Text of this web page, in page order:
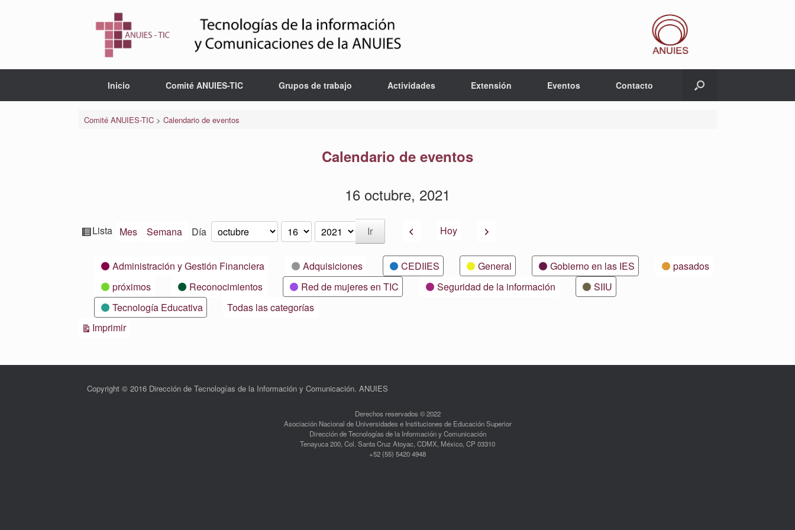
Inicio Comité ANUIES-TIC Grupos de trabajo Actividades Extensión Eventos Contacto
Comité ANUIES-TIC> Calendario de eventos
Calendario de eventos
16 octubre, 2021
Ver
Lista Mes Semana Día Mes
Día
Año AnteriorHoy Siguiente
CategoríasAdministración y Gestión Financiera Adquisiciones CEDIIES General Gobierno en las IES
pasados
próximos
Reconocimientos Red de mujeres en TIC Seguridad de la información
SIIU
Tecnología Educativa
Todas las categorías
ImprimirVistas
Copyright © 2016 Dirección de Tecnologías de la Información y Comunicación. ANUIES
Derechos reservados © 2022
Asociación Nacional de Universidades e Instituciones de Educación Superior
Dirección de Tecnologías de la Información y Comunicación
Tenayuca 200, Col. Santa Cruz Atoyac, CDMX, México, CP 03310
+52 (55) 5420 4948